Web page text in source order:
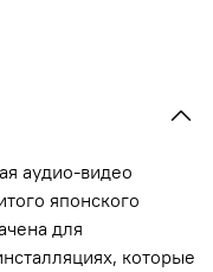
аудио-видео
японского
для
которые